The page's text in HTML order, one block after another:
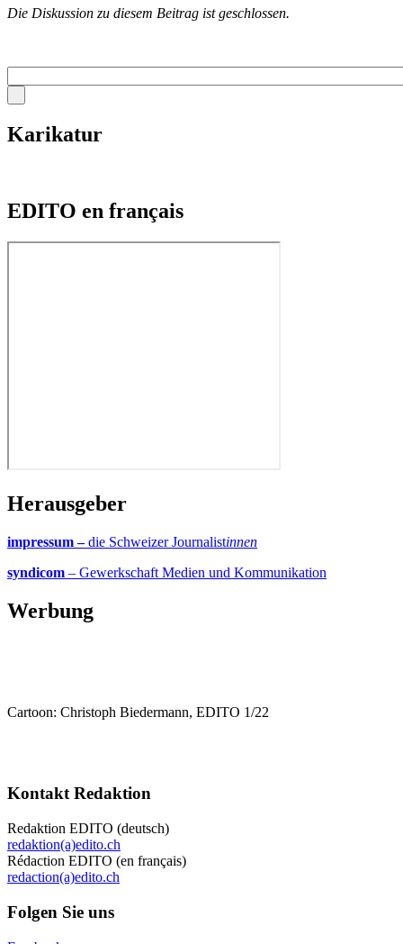
Die Diskussion zu diesem Beitrag ist geschlossen.
Karikatur
EDITO en français
Herausgeber
impressum –die Schweizer Journalistinnen
syndicom – Gewerkschaft Medien und Kommunikation
Werbung
Cartoon: Christoph Biedermann, EDITO 1/22
Kontakt Redaktion
Redaktion EDITO (deutsch)
redaktion(a)edito.ch
Rédaction EDITO (en français)
redaction(a)edito.ch
Folgen Sie uns